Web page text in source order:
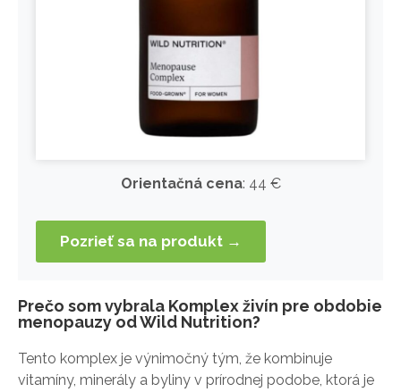
Orientačná cena: 44 €
Pozrieť sa na produkt →
Prečo som vybrala Komplex živín pre obdobie
menopauzy od Wild Nutrition?
Tento komplex je výnimočný tým, že kombinuje
vitamíny, minerály a byliny v prírodnej podobe, ktorá je